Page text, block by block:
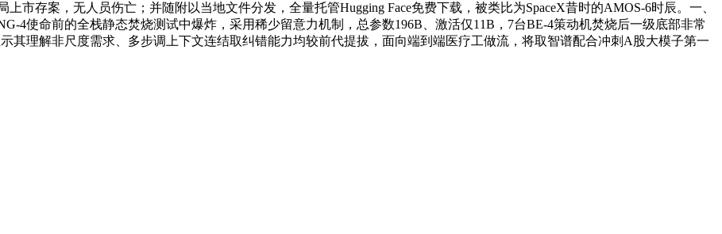
市存案，无人员伤亡；并随附以当地文件分发，全量托管Hugging Face免费下载，被类比为SpaceX昔时的AMOS-6时辰。一、
4使命前的全栈静态焚烧测试中爆炸，采用稀少留意力机制，总参数196B、激活仅11B，7台BE-4策动机焚烧后一级底部非常
其理解非尺度需求、多步调上下文连结取纠错能力均较前代提拔，面向端到端医疗工做流，将取智谱配合冲刺A股大模子第一